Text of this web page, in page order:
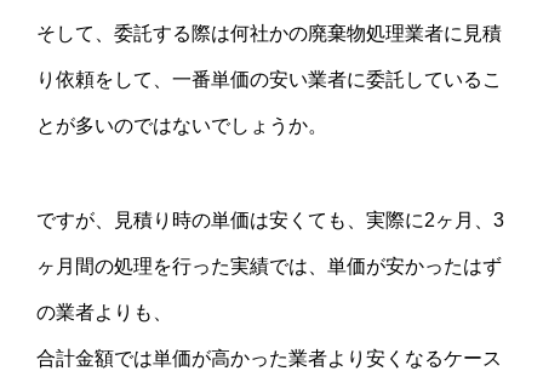
そして、委託する際は何社かの廃棄物処理業者に見積
り依頼をして、一番単価の安い業者に委託しているこ
とが多いのではないでしょうか。
ですが、見積り時の単価は安くても、実際に2ヶ月、3
ヶ月間の処理を行った実績では、単価が安かったはず
の業者よりも、
合計金額では単価が高かった業者より安くなるケース